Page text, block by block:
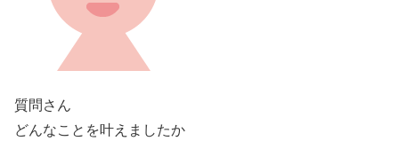
質問さん
どんなことを叶えましたか